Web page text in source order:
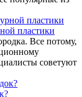
пластики
Все потому,
советуют